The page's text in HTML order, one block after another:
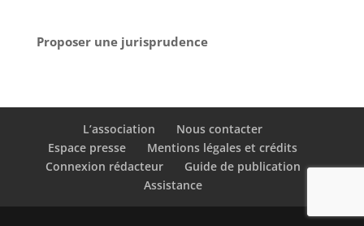
Proposer une jurisprudence
L’association
Nous contacter
Espace presse
Mentions légales et crédits
Connexion rédacteur
Guide de publication
Assistance